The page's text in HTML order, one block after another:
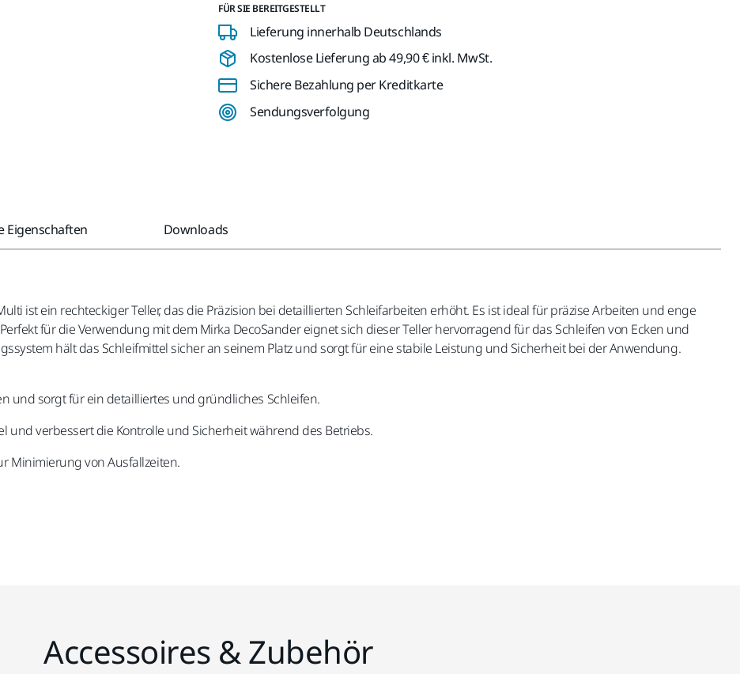
FÜR SIE BEREITGESTELLT
Lieferung innerhalb Deutschlands
Kostenlose Lieferung ab 49,90 € inkl. MwSt.
Sichere Bezahlung per Kreditkarte
Sendungsverfolgung
Eigenschaften Downloads
ist ein rechteckiger Teller, das die Präzision bei detaillierten Schleifarbeiten erhöht. Es ist ideal für präzise Arbeiten und enge
für die Verwendung mit dem Mirka DecoSander eignet sich dieser Teller hervorragend für das Schleifen von Ecken und
hält das Schleifmittel sicher an seinem Platz und sorgt für eine stabile Leistung und Sicherheit bei der Anwendung.
und sorgt für ein detailliertes und gründliches Schleifen.
und verbessert die Kontrolle und Sicherheit während des Betriebs.
Minimierung von Ausfallzeiten.
Accessoires & Zubehör